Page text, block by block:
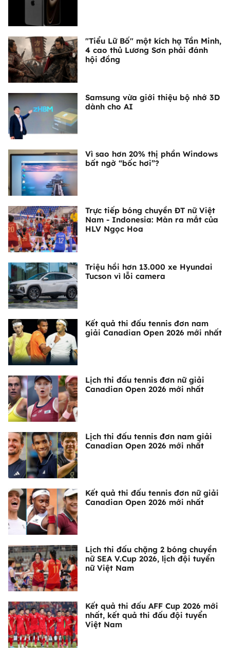
"Tiểu Lữ Bố" một kích hạ Tần Minh,
4 cao thủ Lương Sơn phải đánh
hội đồng
Samsung vừa giới thiệu bộ nhớ 3D
dành cho AI
Vì sao hơn 20% thị phần Windows
bất ngờ “bốc hơi”?
Trực tiếp bóng chuyền ĐT nữ Việt
Nam - Indonesia: Màn ra mắt của
HLV Ngọc Hoa
Triệu hồi hơn 13.000 xe Hyundai
Tucson vì lỗi camera
Kết quả thi đấu tennis đơn nam
giải Canadian Open 2026 mới nhất
Lịch thi đấu tennis đơn nữ giải
Canadian Open 2026 mới nhất
Lịch thi đấu tennis đơn nam giải
Canadian Open 2026 mới nhất
Kết quả thi đấu tennis đơn nữ giải
Canadian Open 2026 mới nhất
Lịch thi đấu chặng 2 bóng chuyền
nữ SEA V.Cup 2026, lịch đội tuyển
nữ Việt Nam
Kết quả thi đấu AFF Cup 2026 mới
nhất, kết quả thi đấu đội tuyển
Việt Nam